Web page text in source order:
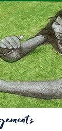
un café et
Lavazza.
les capsules
moulu Qualità
entiers, le plus
de façon
vous buvez